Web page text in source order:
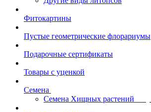
Фитокартины
Пустые геометрические флорариумы
Подарочные сертификаты
Товары с уценкой
Семена
Семена Хищных растений